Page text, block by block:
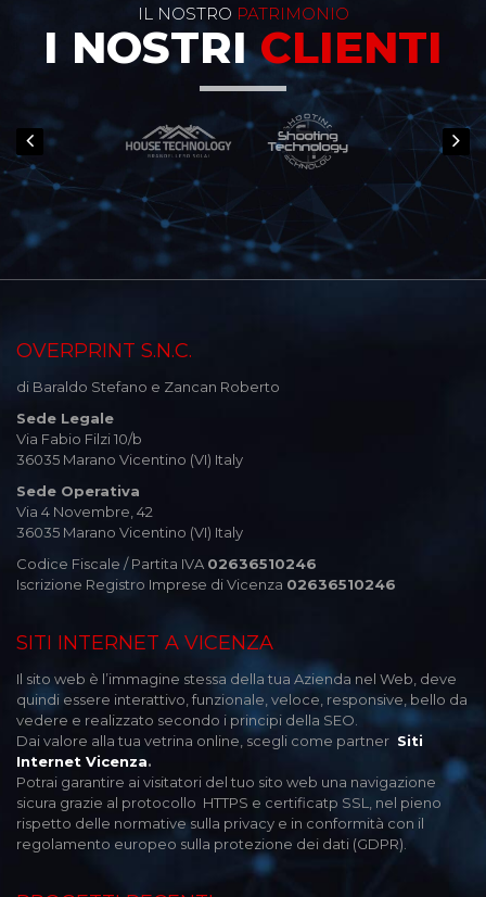
IL NOSTRO PATRIMONIO
I NOSTRICLIENTI
OVERPRINT S.N.C.
di Baraldo Stefano e Zancan Roberto
Sede Legale
Via Fabio Filzi 10/b
36035 Marano Vicentino (VI) Italy
Sede Operativa
Via 4 Novembre, 42
36035 Marano Vicentino (VI) Italy
Codice Fiscale / Partita IVA 02636510246
Iscrizione Registro Imprese di Vicenza 02636510246
SITI INTERNET A VICENZA
Il sito web è l’immagine stessa della tua Azienda nel Web, deve
quindi essere interattivo, funzionale, veloce, responsive, bello da
vedere e realizzato secondo i principi della SEO.
Dai valore alla tua vetrina online, scegli come partner Siti
Internet Vicenza.
Potrai garantire ai visitatori del tuo sito web una navigazione
sicura grazie al protocollo HTTPS e certificatp SSL, nel pieno
rispetto delle normative sulla privacy e in conformità con il
regolamento europeo sulla protezione dei dati (GDPR).